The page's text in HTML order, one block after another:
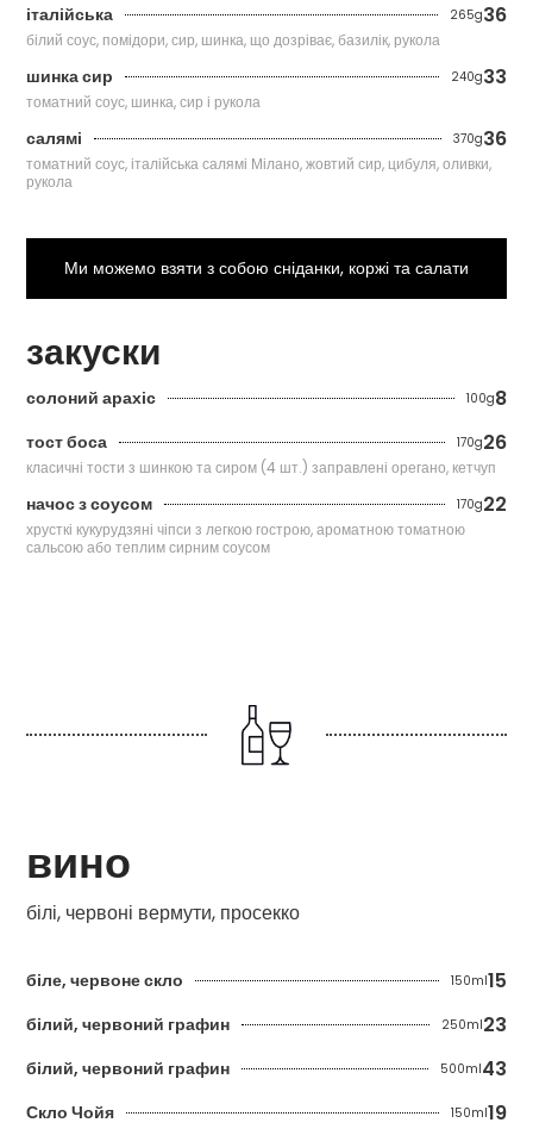
італійська 265g36
білий соус, помідори, сир, шинка, що дозріває, базилік, рукола
шинка сир 240g33
томатний соус, шинка, сир і рукола
салямі 370g36
томатний соус, італійська салямі Мілано, жовтий сир, цибуля, оливки,
рукола
Ми можемо взяти з собою сніданки, коржі та салати
закуски
солоний арахіс 100g8
тост боса 170g26
класичні тости з шинкою та сиром (4 шт.) заправлені орегано, кетчуп
начос з соусом 170g22
хрусткі кукурудзяні чіпси з легкою гострою, ароматною томатною
сальсою або теплим сирним соусом
вино
білі, червоні вермути, просекко
біле, червоне скло 150ml15
білий, червоний графин 250ml23
білий, червоний графин 500ml43
Скло Чойя 150ml19